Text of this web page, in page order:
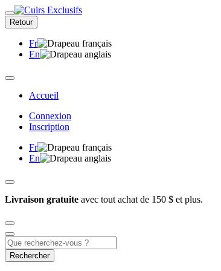
Retour
Fr
En
Accueil
Connexion
Inscription
Fr
En
Livraison gratuite avec tout achat de 150 $ et plus.
Rechercher